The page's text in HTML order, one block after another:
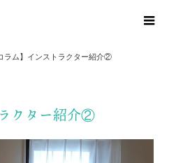
ラム】インストラクター紹介②
クター紹介②